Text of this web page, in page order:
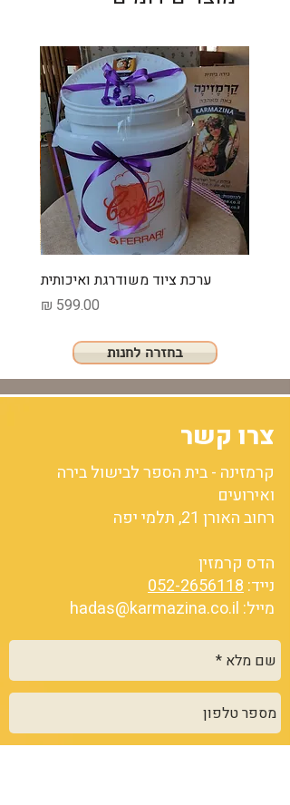
ערכת ציוד משודרגת ואיכותית
מחיר
בחזרה לחנות
צרו קשר
קרמזינה - בית הספר לבישול בירה
ואירועים
רחוב האורן 21, תלמי יפה
הדס קרמזין
נייד:052-2656118
מייל: hadas@karmazina.co.il